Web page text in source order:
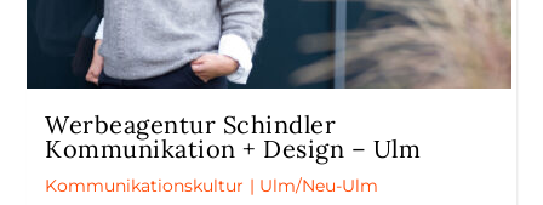
Werbeagentur Schindler
Kommunikation + Design – Ulm
Kommunikationskultur | Ulm/Neu-Ulm